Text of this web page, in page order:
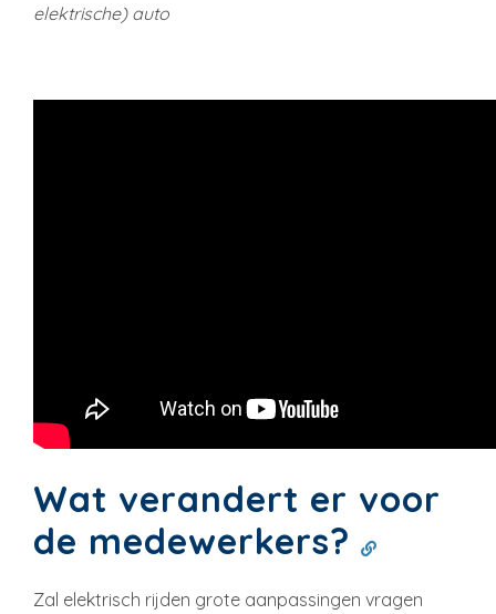
elektrische) auto
Wat verandert er voor
de medewerkers?
Zal elektrisch rijden grote aanpassingen vragen